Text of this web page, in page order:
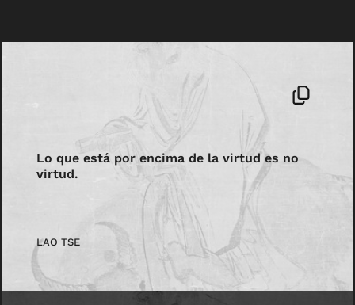
Lo que está por encima de la virtud es no
virtud.
LAO TSE